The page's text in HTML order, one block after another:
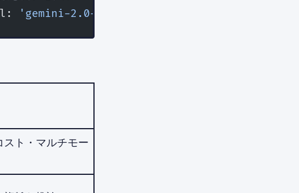
'gemini-2.0-flash'
スト・マルチモー